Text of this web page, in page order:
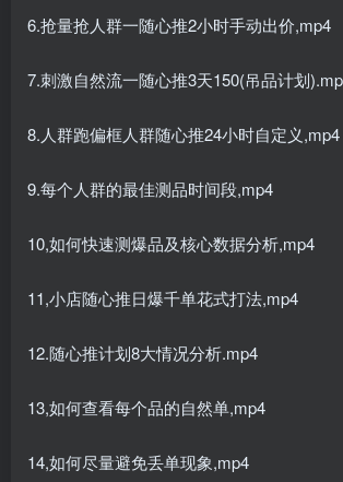
6.抢量抢人群一随心推2小时手动出价,mp4
7.刺激自然流一随心推3天150(吊品计划
8.人群跑偏框人群随心推24小时自定义,mp4
9.每个人群的最佳测品时间段,mp4
10,如何快速测爆品及核心数据分析,mp4
11,小店随心推日爆千单花式打法,mp4
12.随心推计划8大情况分析.mp4
13,如何查看每个品的自然单,mp4
14,如何尽量避免丢单现象,mp4